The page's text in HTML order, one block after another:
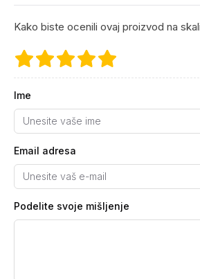
Kako biste ocenili ovaj proizvod na
Ime
Email adresa
Podelite svoje mišljenje